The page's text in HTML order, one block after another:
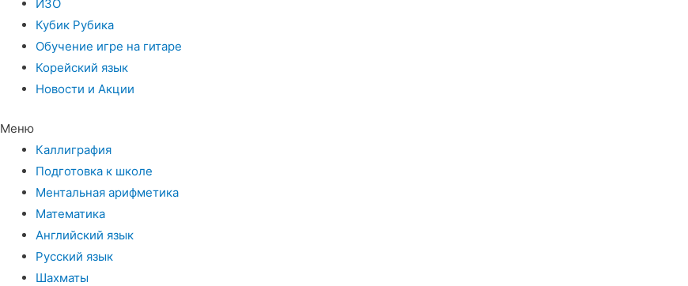
ИЗО
Кубик Рубика
Обучение игре на гитаре
Корейский язык
Новости и Акции
Меню
Каллиграфия
Подготовка к школе
Ментальная арифметика
Математика
Английский язык
Русский язык
Шахматы